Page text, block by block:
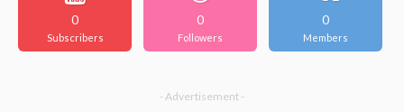
0
Subscribers
0
Followers
0
Members
- Advertisement -